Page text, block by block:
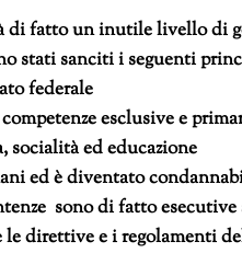
fatto un inutile livello di
stati sanciti i seguenti
federale
esclusive e
socialità ed educazione
ed è diventato
sono di fatto
direttive e i regolamenti